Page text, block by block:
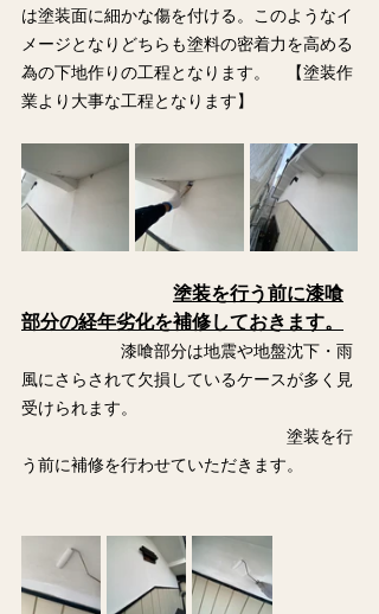
は塗装面に細かな傷を付ける。このようなイ
メージとなりどちらも塗料の密着力を高める
為の下地作りの工程となります。　【塗装作
業より大事な工程となります】
塗装を行う前に漆喰
部分の経年劣化を補修しておきます。
漆喰部分は地震や地盤沈下・雨
風にさらされて欠損しているケースが多く見
受けられます。
塗装を行
う前に補修を行わせていただきます。